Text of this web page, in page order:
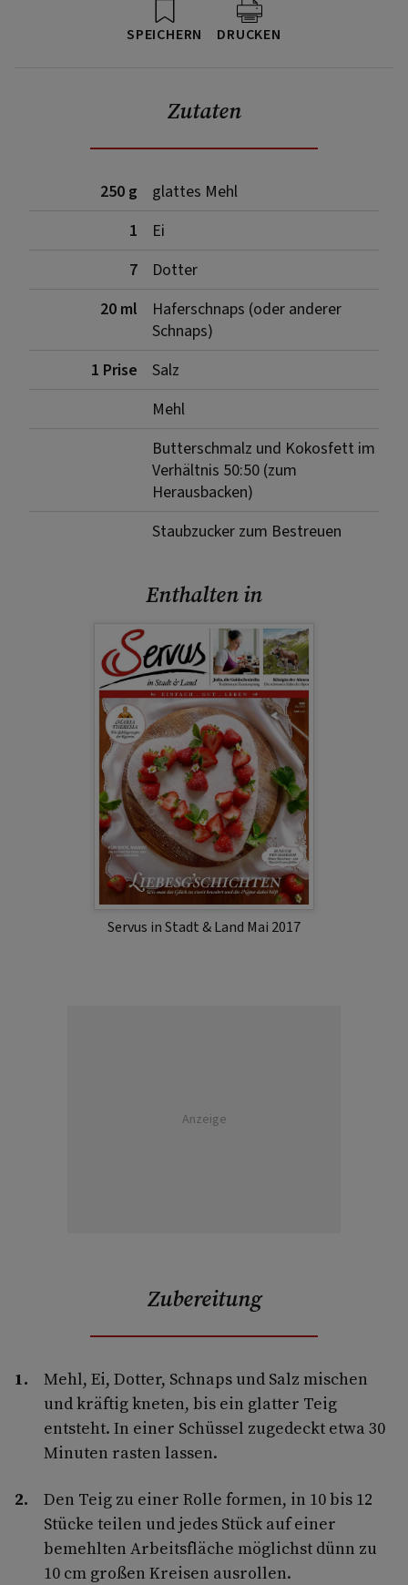
SPEICHERN DRUCKEN
Zutaten
250 g
glattes Mehl
1
Ei
7
Dotter
20 ml
Haferschnaps (oder anderer
Schnaps)
1 Prise
Salz
Mehl
Butterschmalz und Kokosfett im
Verhältnis 50:50 (zum
Herausbacken)
Staubzucker zum Bestreuen
Enthalten in
Servus in Stadt & Land Mai 2017
Anzeige
Zubereitung
Mehl, Ei, Dotter, Schnaps und Salz mischen
und kräftig kneten, bis ein glatter Teig
entsteht. In einer Schüssel zugedeckt etwa 30
Minuten rasten lassen.
Den Teig zu einer Rolle formen, in 10 bis 12
Stücke teilen und jedes Stück auf einer
bemehlten Arbeitsfläche möglichst dünn zu
10 cm großen Kreisen ausrollen.